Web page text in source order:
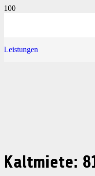
Leistungen
Kaltmiete: